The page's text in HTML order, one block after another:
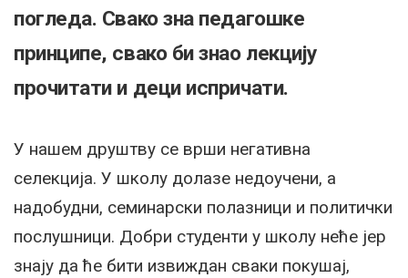
погледа. Свако зна педагошке
принципе, свако би знао лекцију
прочитати и деци испричати.
У нашем друштву се врши негативна
селекција. У школу долазе недоучени, а
надобудни, семинарски полазници и политички
послушници. Добри студенти у школу неће јер
знају да ће бити извиждан сваки покушај,